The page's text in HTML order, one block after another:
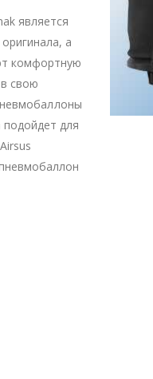
является
а
комфортную
свою
для